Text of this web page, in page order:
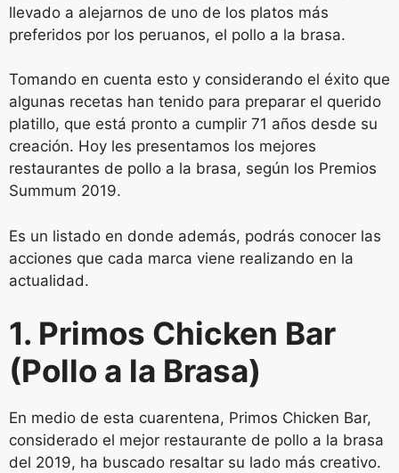
llevado a alejarnos de uno de los platos más
preferidos por los peruanos, el pollo a la brasa.
Tomando en cuenta esto y considerando el éxito que
algunas recetas han tenido para preparar el querido
platillo, que está pronto a cumplir 71 años desde su
creación. Hoy les presentamos los mejores
restaurantes de pollo a la brasa, según los Premios
Summum 2019.
Es un listado en donde además, podrás conocer las
acciones que cada marca viene realizando en la
actualidad.
1. Primos Chicken Bar
(Pollo a la Brasa)
En medio de esta cuarentena, Primos Chicken Bar,
considerado el mejor restaurante de pollo a la brasa
del 2019, ha buscado resaltar su lado más creativo.